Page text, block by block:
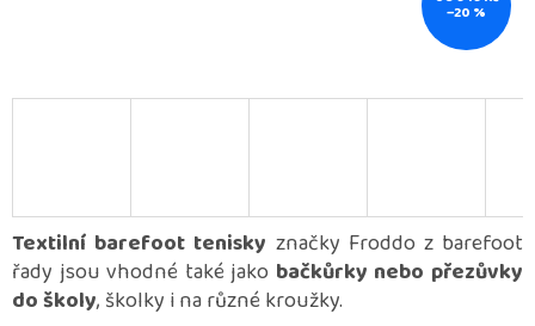
–20 %
Textilní barefoot tenisky značky Froddo z barefoot
řady jsou vhodné také jako bačkůrky nebo přezůvky
do školy, školky i na různé kroužky.